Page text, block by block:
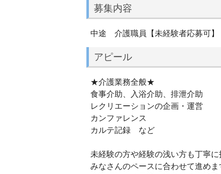
募集内容
中途 介護職員【未経験者応募可】
アピール
★介護業務全般★
食事介助、入浴介助、排泄介助
レクリエーションの企画・運営
カンファレンス
カルテ記録 など
未経験の方や経験の浅い方も丁寧に
みなさんのペースに合わせて進めま